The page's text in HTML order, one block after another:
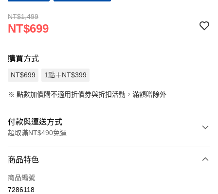
NT$1,499
NT$699
購買方式
NT$699 1點＋NT$399
※ 點數加價購不適用折價券與折扣活動，滿額贈除外
付款與運送方式
超取滿NT$490免運
信用卡一次付款
超商取貨付款
商品特色
商品編號
7286118